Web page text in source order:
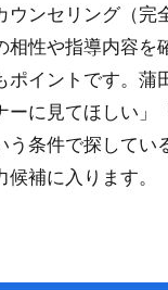
ウンセリング（完
相性や指導内容を
ポイントです。蒲
ーに見てほしい」
う条件で探してい
補に入ります。